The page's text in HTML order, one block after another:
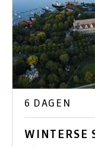
6 DAGEN
WINTERSE